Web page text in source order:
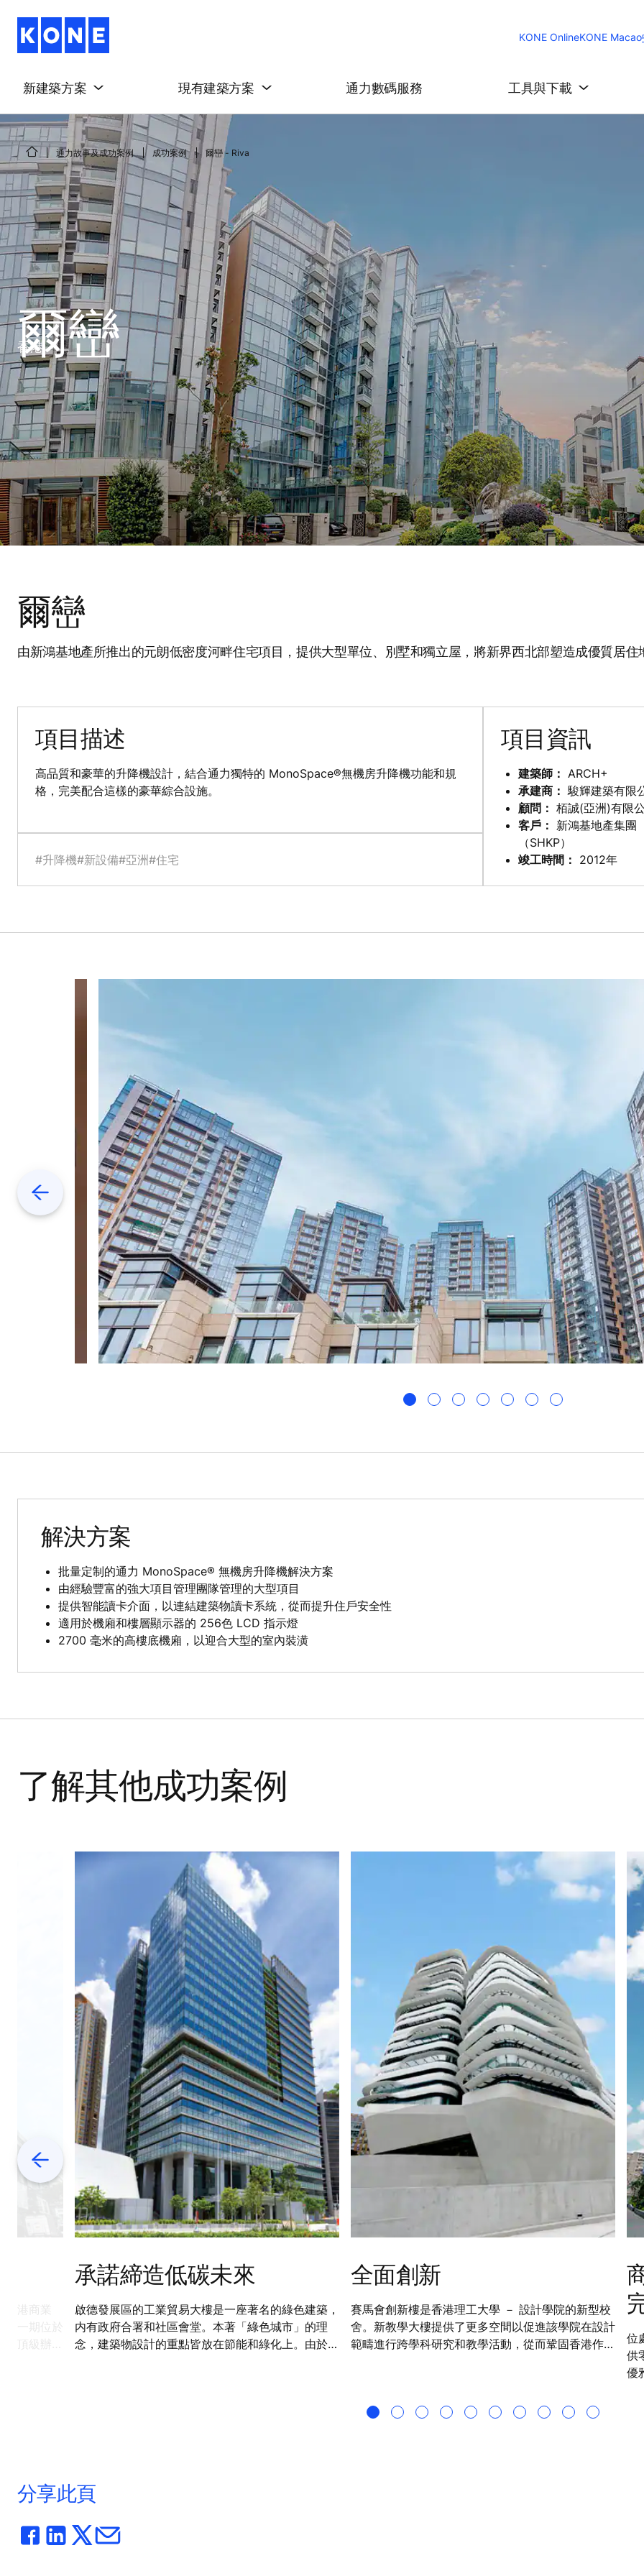
KONE OnlineKONE Macao
新建築方案 現有建築方案 通力數碼服務 工具與下載
通力故事及成功案例 成功案例 爾巒 - Riva
爾巒
香港
爾巒
由新鴻基地產所推出的元朗低密度河畔住宅項目，提供大型單位、別墅和獨立屋，將新界西北部塑造成優質居住
項目描述
高品質和豪華的升降機設計，結合通力獨特的 MonoSpace®無機房升降機功能和規
格，完美配合這樣的豪華綜合設施。
#升降機#新設備#亞洲#住宅
項目資訊
建築師： ARCH+
承建商： 駿輝建築有限
顧問： 栢誠(亞洲)有限
客戶： 新鴻基地產集團
（SHKP）
竣工時間： 2012年
解決方案
批量定制的通力 MonoSpace® 無機房升降機解決方案
由經驗豐富的強大項目管理團隊管理的大型項目
提供智能讀卡介面，以連結建築物讀卡系統，從而提升住戶安全性
適用於機廂和樓層顯示器的 256色 LCD 指示燈
2700 毫米的高樓底機廂，以迎合大型的室內裝潢
了解其他成功案例
港商業
一期位於
頂級辦公
承諾締造低碳未來
啟德發展區的工業貿易大樓是一座著名的綠色建築，
内有政府合署和社區會堂。本著「綠色城市」的理
念，建築物設計的重點皆放在節能和綠化上。由於通
全面創新
賽馬會創新樓是香港理工大學 － 設計學院的新型校
舍。新教學大樓提供了更多空間以促進該學院在設計
範疇進行跨學科研究和教學活動，從而鞏固香港作為
位
供
優
分享此頁